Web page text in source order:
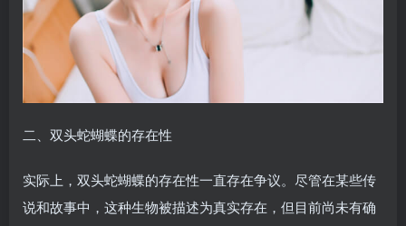
二、双头蛇蝴蝶的存在性
实际上，双头蛇蝴蝶的存在性一直存在争议。尽管在某些传
说和故事中，这种生物被描述为真实存在，但目前尚未有确